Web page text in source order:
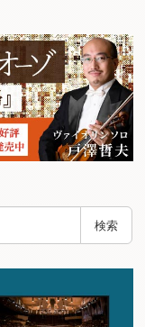
検索